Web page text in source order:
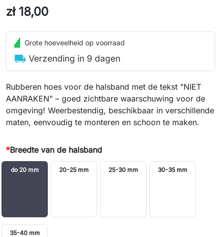
zł 18,00
Grote hoeveelheid op voorraad
local_shipping Verzending in 9 dagen
Rubberen hoes voor de halsband met de tekst "NIET
AANRAKEN" – goed zichtbare waarschuwing voor de
omgeving! Weerbestendig, beschikbaar in verschillende
maten, eenvoudig te monteren en schoon te maken.
*Breedte van de halsband
do 20 mm 20-25 mm 25-30 mm 30-35 mm
35-40 mm